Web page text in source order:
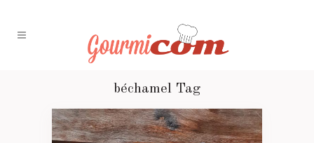
béchamel Tag